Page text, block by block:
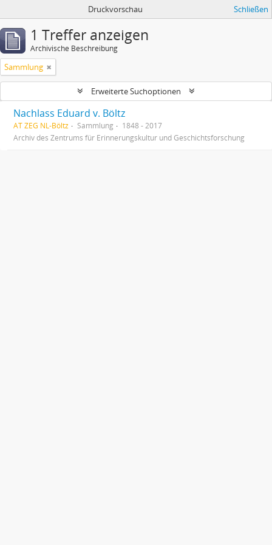
Druckvorschau Schließen
1 Treffer anzeigen
Archivische Beschreibung
Sammlung
Erweiterte Suchoptionen
Nachlass Eduard v. Böltz
AT ZEG NL-Böltz Sammlung
1848 - 2017
Archiv des Zentrums für Erinnerungskultur und Geschichtsforschung